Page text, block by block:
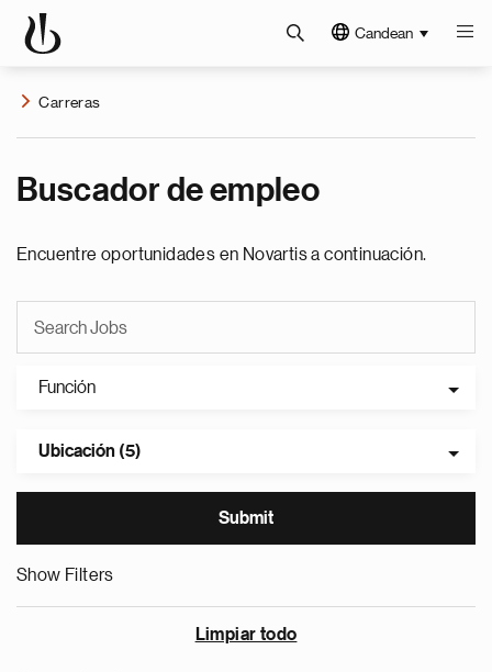
Candean
Carreras
Buscador de empleo
Encuentre oportunidades en Novartis a continuación.
Función
Ubicación (5)
Show Filters
Limpiar todo